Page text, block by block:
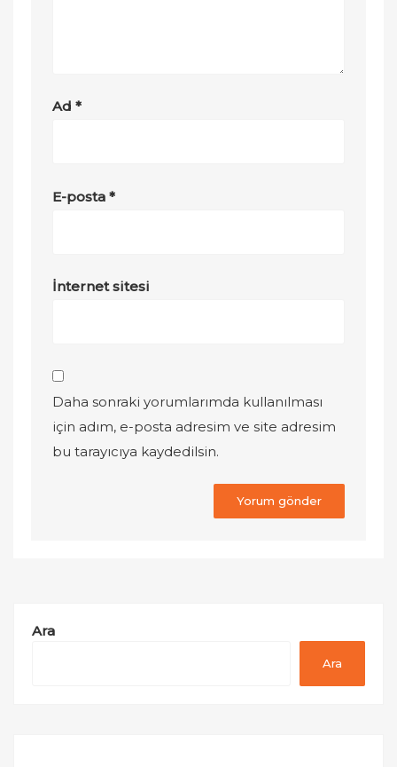
Ad*
E-posta*
İnternet sitesi
Daha sonraki yorumlarımda kullanılması
için adım, e-posta adresim ve site adresim
bu tarayıcıya kaydedilsin.
Ara
Ara